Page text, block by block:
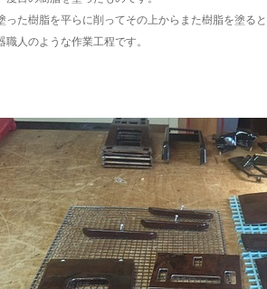
った樹脂を平らに削ってその上からまた樹脂を塗る
職人のような作業工程です。